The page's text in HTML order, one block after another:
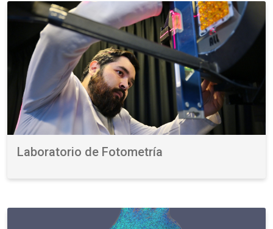
Laboratorio de Fotometría